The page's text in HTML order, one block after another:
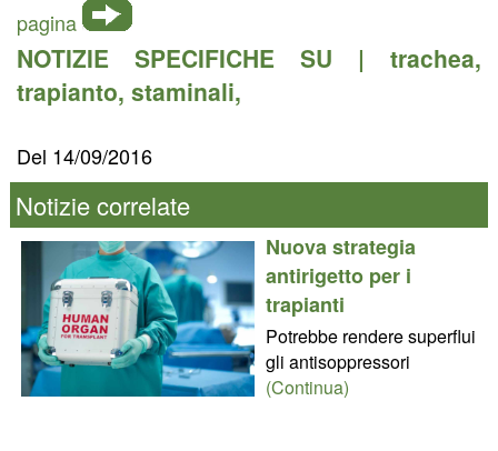
pagina
NOTIZIE SPECIFICHE SU | trachea,
trapianto, staminali,
Del 14/09/2016
Notizie correlate
Nuova strategia
antirigetto per i
trapianti
Potrebbe rendere superflui
gli antisoppressori
(Continua)